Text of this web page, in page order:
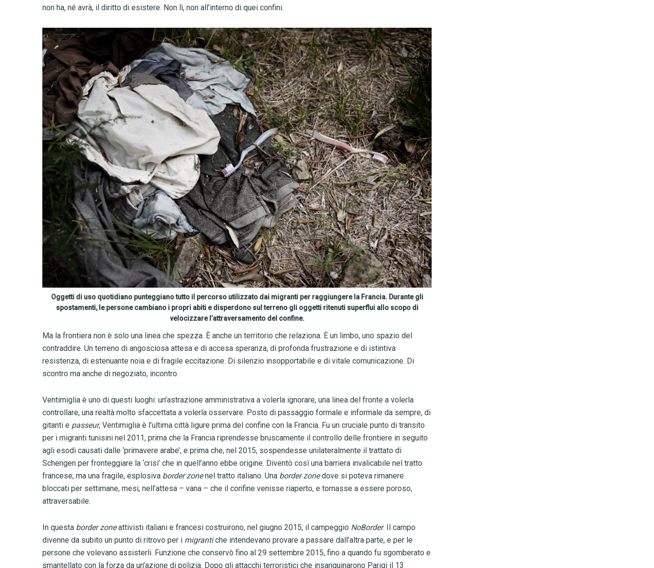
non ha, né avrà, il diritto di esistere. Non lì, non all’interno di quei confini.
Oggetti di uso quotidiano punteggiano tutto il percorso utilizzato dai migranti per raggiungere la Francia. Durante gli
spostamenti, le persone cambiano i propri abiti e disperdono sul terreno gli oggetti ritenuti superflui allo scopo di
velocizzare l’attraversamento del confine.
Ma la frontiera non è solo una linea che spezza. È anche un territorio che relaziona. È un limbo, uno spazio del
contraddire. Un terreno di angosciosa attesa e di accesa speranza, di profonda frustrazione e di istintiva
resistenza, di estenuante noia e di fragile eccitazione. Di silenzio insopportabile e di vitale comunicazione. Di
scontro ma anche di negoziato, incontro.
Ventimiglia è uno di questi luoghi: un’astrazione amministrativa a volerla ignorare, una linea del fronte a volerla
controllare, una realtà molto sfaccettata a volerla osservare. Posto di passaggio formale e informale da sempre, di
gitanti e passeur, Ventimiglia è l’ultima città ligure prima del confine con la Francia. Fu un cruciale punto di transito
per i migranti tunisini nel 2011, prima che la Francia riprendesse bruscamente il controllo delle frontiere in seguito
agli esodi causati dalle ‘primavere arabe’, e prima che, nel 2015, sospendesse unilateralmente il trattato di
Schengen per fronteggiare la ‘crisi’ che in quell’anno ebbe origine. Diventò così una barriera invalicabile nel tratto
francese, ma una fragile, esplosiva border zonenel tratto italiano. Una border zonedove si poteva rimanere
bloccati per settimane, mesi, nell’attesa – vana – che il confine venisse riaperto, e tornasse a essere poroso,
attraversabile.
In questa border zoneattivisti italiani e francesi costruirono, nel giugno 2015, il campeggio NoBorder. Il campo
divenne da subito un punto di ritrovo per i migrantiche intendevano provare a passare dall’altra parte, e per le
persone che volevano assisterli. Funzione che conservò fino al 29 settembre 2015, fino a quando fu sgomberato e
smantellato con la forza da un’azione di polizia. Dopo gli attacchi terroristici che insanguinarono Parigi il 13